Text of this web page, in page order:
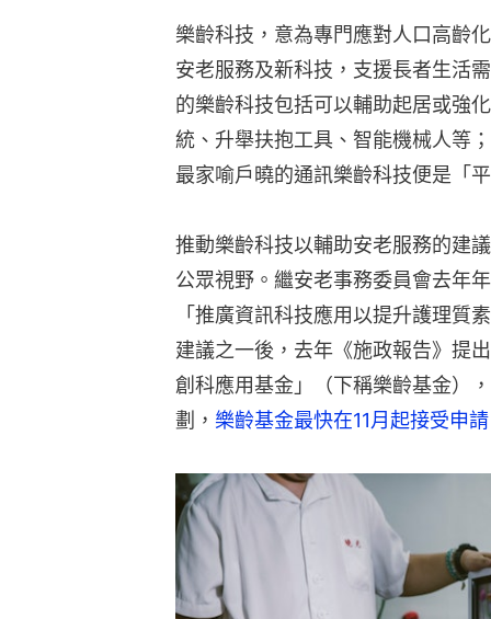
樂齡科技，意為專門應對人口高齡
安老服務及新科技，支援長者生活
的樂齡科技包括可以輔助起居或強
統、升舉扶抱工具、智能機械人等
最家喻戶曉的通訊樂齡科技便是「
推動樂齡科技以輔助安老服務的建
公眾視野。繼安老事務委員會去年
「推廣資訊科技應用以提升護理質
建議之一後，去年《施政報告》提
創科應用基金」（下稱樂齡基金）
劃， 樂齡基金最快在11月起接受申請